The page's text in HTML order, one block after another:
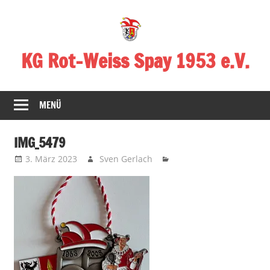
KG Rot-Weiss Spay 1953 e.V.
in
Spay!
MENÜ
IMG_5479
3. März 2023 Sven Gerlach